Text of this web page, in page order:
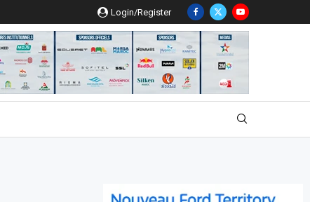
Login/Register